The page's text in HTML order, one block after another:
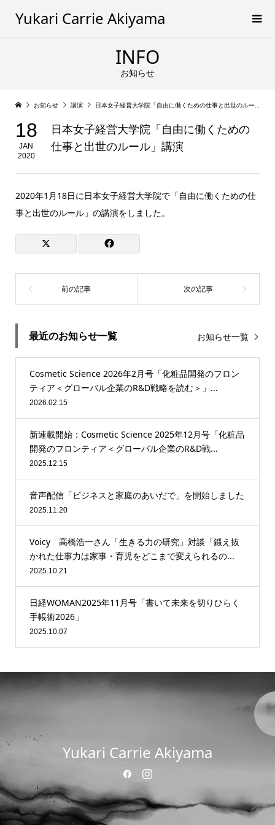
Yukari Carrie Akiyama
INFO
お知らせ
お知らせ 講演 日本女子経営大学院「自由に働くための仕事と出世のルール」講演
18
JAN
2020
日本女子経営大学院「自由に働くための
仕事と出世のルール」講演
2020年1月18日に日本女子経営大学院で「自由に働くための仕
事と出世のルール」の講演をしました。
最近のお知らせ一覧 お知らせ一覧
Cosmetic Science 2026年2月号「化粧品開発のフロン
ティア＜グローバル企業のR&D戦略を読む＞」...
2026.02.15
新連載開始：Cosmetic Science 2025年12月号「化粧品
開発のフロンティア＜グローバル企業のR&D戦...
2025.12.15
音声配信「ビジネスと家庭のあいだで」を開始しました
2025.11.20
Voicy 高橋浩一さん「生きる力の研究」対談「鍛え抜
かれた仕事力は家事・育児をどこまで変えられるの...
2025.10.21
日経WOMAN2025年11月号「書いて未来を切りひらく
手帳術2026」
2025.10.07
Yukari Carrie Akiyama